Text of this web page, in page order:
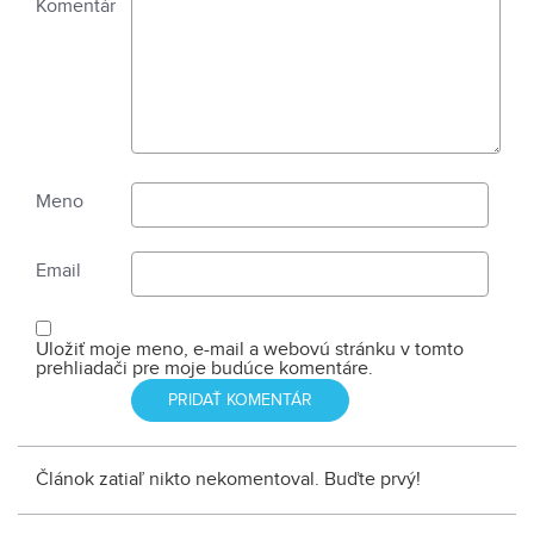
Komentár
Meno
Email
Uložiť moje meno, e-mail a webovú stránku v tomto
prehliadači pre moje budúce komentáre.
Článok zatiaľ nikto nekomentoval. Buďte prvý!